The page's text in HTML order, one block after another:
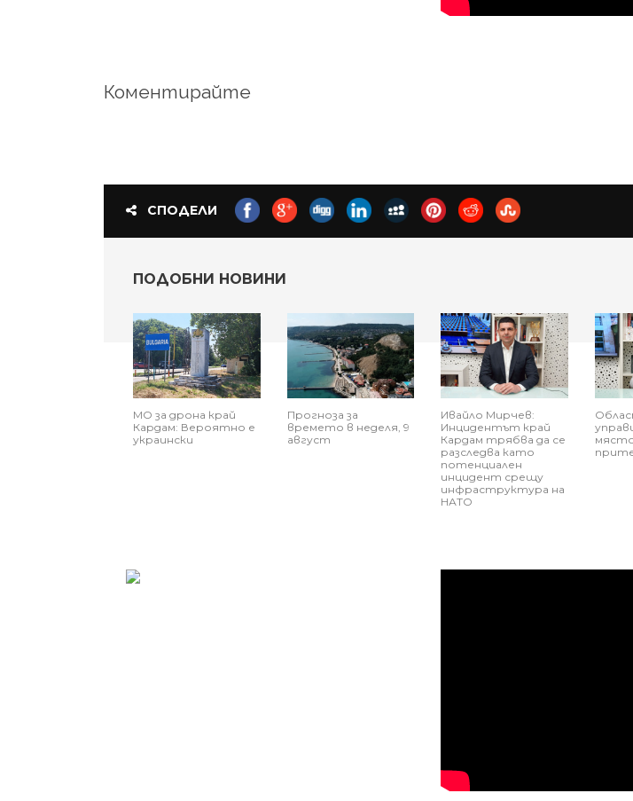
Коментирайте
СПОДЕЛИ
ПОДОБНИ НОВИНИ
МО за дрона край
Кардам: Вероятно е
украински
Прогноза за
времето в неделя, 9
август
Ивайло Мирчев:
Инцидентът край
Кардам трябва да се
разследва като
потенциален
инцидент срещу
инфраструктура на
НАТО